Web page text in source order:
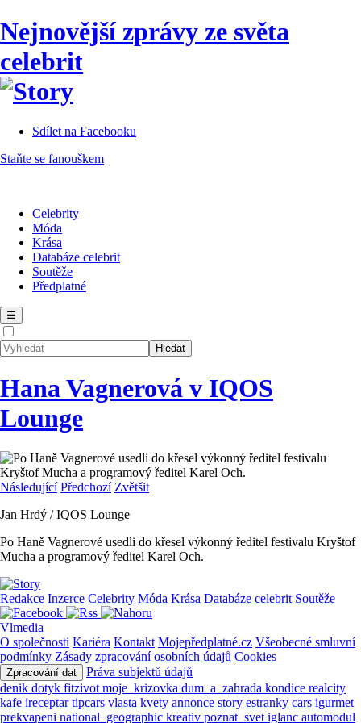
Nejnovější zprávy ze světa
celebrit
Sdílet na Facebooku
Staňte se fanouškem
Celebrity
Móda
Krása
Databáze celebrit
Soutěže
Předplatné
☰
Hana Vagnerová v IQOS
Lounge
Následující Předchozí Zvětšit
Jan Hrdý / IQOS Lounge
Po Haně Vagnerové usedli do křesel výkonný ředitel festivalu Kryštof
Mucha a programový ředitel Karel Och.
Redakce Inzerce Celebrity Móda Krása Databáze celebrit Soutěže
Vlmedia
O společnosti Kariéra Kontakt Mojepředplatné.cz Všeobecné smluvní
podmínky Zásady zpracování osobních údajů Cookies
Zpracování dat
Práva subjektů údajů
denik dotyk fitzivot moje_krizovka dum_a_zahrada kondice realcity
kafe ireceptartipcars vlasta kvety annonce story estranky cars igurmet
prekvapeni national_geographic kreativ poznat_svet iglanc automodul